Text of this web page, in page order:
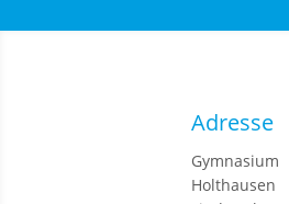
Adresse
Gymnasium
Holthausen